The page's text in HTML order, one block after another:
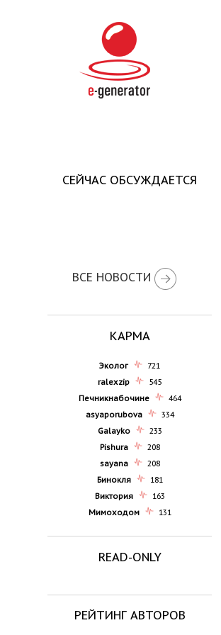
СЕЙЧАС ОБСУЖДАЕТСЯ
ВСЕ НОВОСТИ
КАРМА
Эколог
721
ralexzip
545
Печникнабочине
464
asyaporubova
334
Galayko
233
Pishura
208
sayana
208
Бинокля
181
Виктория
163
Мимоходом
131
READ-ONLY
РЕЙТИНГ АВТОРОВ